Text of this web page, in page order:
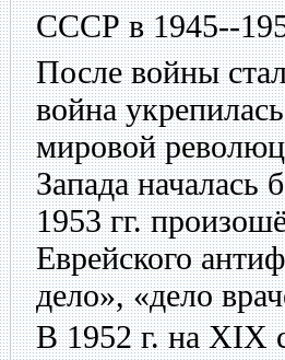
СССР в 1945--
После войны
война
мировой
Запада началась
1953 гг.
Еврейского
дело», «дело
В 1952 г. на XIX